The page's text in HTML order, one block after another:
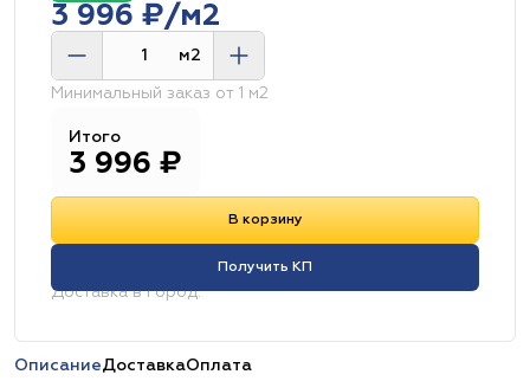
3 996 ₽/м2
м2
Минимальный заказ от 1 м2
Итого
3 996 ₽
В корзину
Получить КП
Доставка в город:
ОписаниеДоставкаОплата